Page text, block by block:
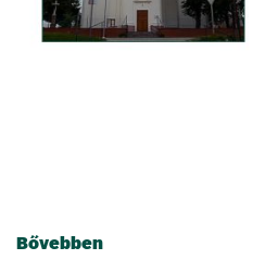
Bővebben